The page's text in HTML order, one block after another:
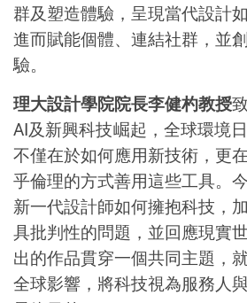
群及塑造體驗，呈現當代設計
進而賦能個體、連結社群，並
驗。
理大設計學院院長李健杓教授
AI及新興科技崛起，全球環境
不僅在於如何應用新技術，更
乎倫理的方式善用這些工具。
新一代設計師如何擁抱科技，
具批判性的問題，並回應現實
出的作品貫穿一個共同主題，
全球影響，將科技視為服務人